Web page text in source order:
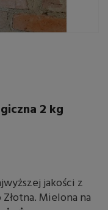
2 kg
jakości z
Mielona na